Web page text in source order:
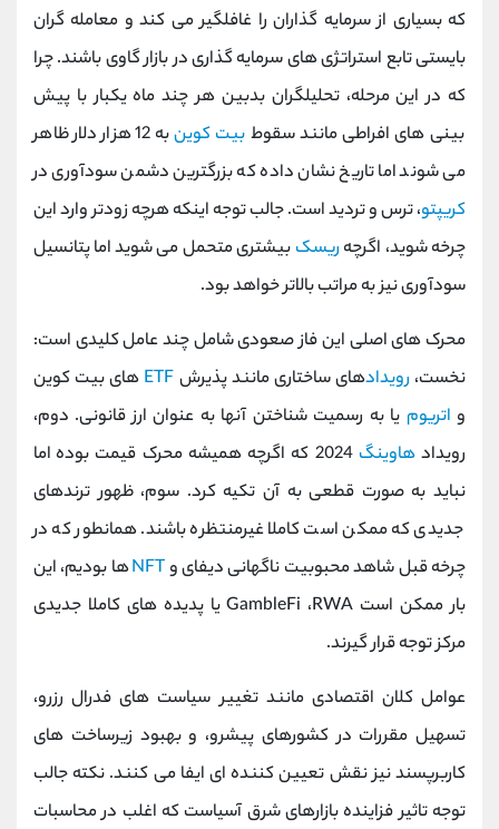
که بسیاری از سرمایه ‌گذاران را غافلگیر می کند و معامله گران
بایستی تابع استراتژی های سرمایه گذاری در بازار گاوی باشند. چرا
که در این مرحله، تحلیلگران بدبین هر چند ماه یکبار با پیش
‌بینی ‌های افراطی مانند سقوط بیت‌ کوین
به 12 هزار دلار ظاهر
می ‌شوند اما تاریخ نشان داده که بزرگترین دشمن سودآوری در
کریپتو، ترس و تردید است. جالب توجه اینکه هرچه زودتر وارد این
چرخه شوید، اگرچه ریسک بیشتری متحمل می ‌شوید اما پتانسیل
سودآوری نیز به مراتب بالاتر خواهد بود.
محرک ‌های اصلی این فاز صعودی شامل چند عامل کلیدی است:
نخست، رویدادهای ساختاری مانند پذیرش ETF های بیت‌ کوین
و اتریوم یا به رسمیت شناختن آنها به عنوان ارز قانونی. دوم،
رویدادهاوینگ
2024 که اگرچه همیشه محرک قیمت بوده اما
نباید به صورت قطعی به آن تکیه کرد. سوم، ظهور ترندهای
جدیدی که ممکن است کاملا غیرمنتظره باشند. همانطور که در
چرخه قبل شاهد محبوبیت ناگهانی دیفای وNFTها بودیم، این
بار ممکن است GambleFi ،RWA یا پدیده ‌های کاملا جدیدی
مرکز توجه قرار گیرند.
عوامل کلان اقتصادی مانند تغییر سیاست ‌های فدرال رزرو،
تسهیل مقررات در کشورهای پیشرو، و بهبود زیرساخت های
کاربرپسند نیز نقش تعیین ‌کننده ‌ای ایفا می ‌کنند. نکته جالب
توجه تاثیر فزاینده بازارهای شرق آسیاست که اغلب در محاسبات